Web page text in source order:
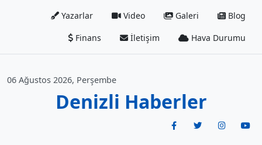
Yazarlar Video Galeri
Blog
Finans
İletişim Hava Durumu
06 Ağustos 2026, Perşembe
Denizli Haberler